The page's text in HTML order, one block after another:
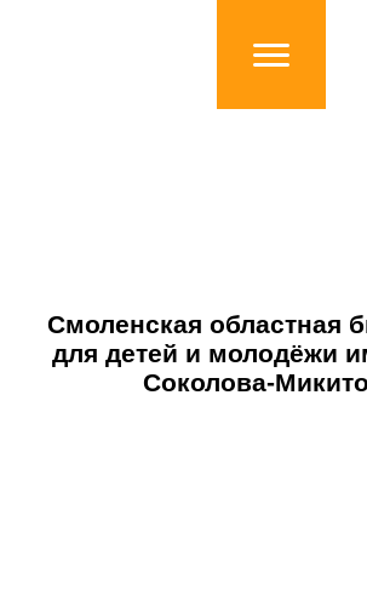
Смоленская областная
для детей и молодёжи
Соколова-